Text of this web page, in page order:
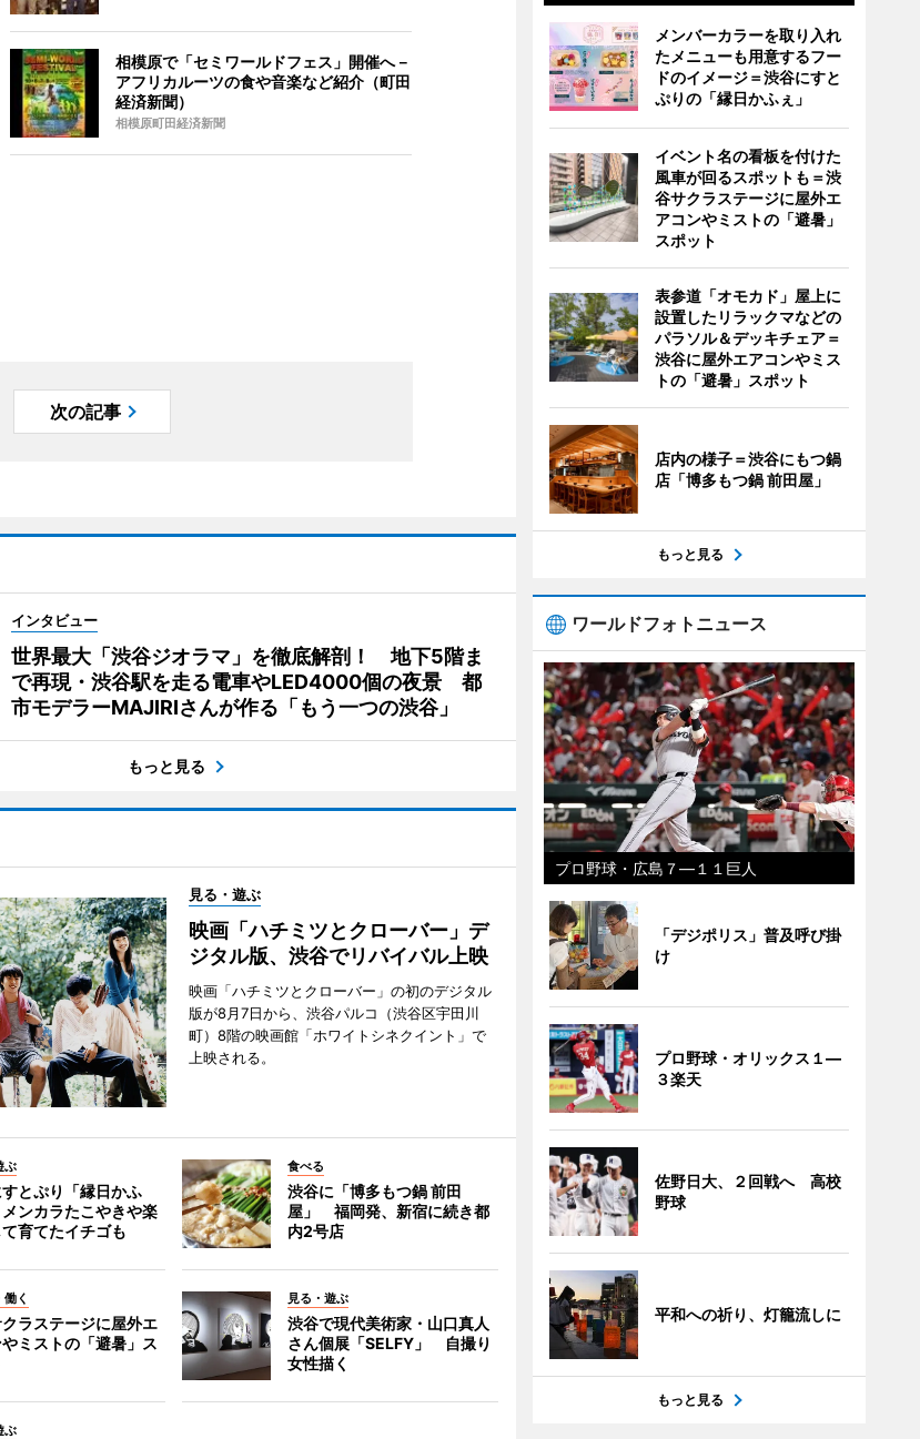
相模原で「セミワールドフェス」開催へ－
アフリカルーツの食や音楽など紹介（町田
経済新聞）
相模原町田経済新聞
次の記事
インタビュー
世界最大「渋谷ジオラマ」を徹底解剖！ 地下5階ま
で再現・渋谷駅を走る電車やLED4000個の夜景 都
市モデラーMAJIRIさんが作る「もう一つの渋谷」
もっと見る
見る・遊ぶ
映画「ハチミツとクローバー」デ
ジタル版、渋谷でリバイバル上映
映画「ハチミツとクローバー」の初のデジタル
版が8月7日から、渋谷パルコ（渋谷区宇田川
町）8階の映画館「ホワイトシネクイント」で
上映される。
ぶ
とぷり「縁日かふ
ンカラたこやきや楽
育てたイチゴも
食べる
渋谷に「博多もつ鍋 前田
屋」 福岡発、新宿に続き都
内2号店
く
ラステージに屋外エ
ミストの「避暑」ス
見る・遊ぶ
渋谷で現代美術家・山口真人
さん個展「SELFY」 自撮り
女性描く
ぶ
メンバーカラーを取り入れ
たメニューも用意するフー
ドのイメージ＝渋谷にすと
ぷりの「縁日かふぇ」
イベント名の看板を付けた
風車が回るスポットも＝渋
谷サクラステージに屋外エ
アコンやミストの「避暑」
スポット
表参道「オモカド」屋上に
設置したリラックマなどの
パラソル＆デッキチェア＝
渋谷に屋外エアコンやミス
トの「避暑」スポット
店内の様子＝渋谷にもつ鍋
店「博多もつ鍋 前田屋」
もっと見る
ワールドフォトニュース
プロ野球・広島７―１１巨人
「デジポリス」普及呼び掛
け
プロ野球・オリックス１―
３楽天
佐野日大、２回戦へ 高校
野球
平和への祈り、灯籠流しに
もっと見る